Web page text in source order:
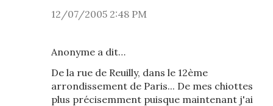
12/07/2005 2:48 PM
Anonyme a dit…
De la rue de Reuilly, dans le 12ème
arrondissement de Paris... De mes chiottes
plus précisemment puisque maintenant j'ai